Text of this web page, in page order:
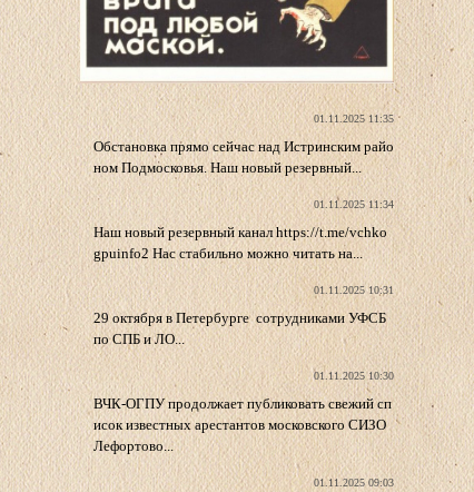
01.11.2025 11:35
Обстановка прямо сейчас над Истринским райо
ном Подмосковья. Наш новый резервный...
01.11.2025 11:34
Наш новый резервный канал https://t.me/vchko
gpuinfo2 Нас стабильно можно читать на...
01.11.2025 10:31
29 октября в Петербурге сотрудниками УФСБ
по СПБ и ЛО...
01.11.2025 10:30
ВЧК-ОГПУ продолжает публиковать свежий сп
исок известных арестантов московского СИЗО
Лефортово...
01.11.2025 09:03